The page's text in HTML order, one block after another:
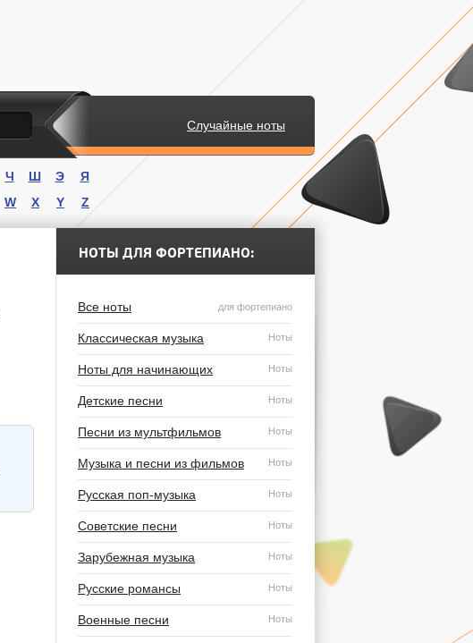
Случайные ноты
.
Ч Ш Э
Я
W X Y Z
НОТЫ ДЛЯ ФОРТЕПИАНО:
Все ноты для фортепиано
Классическая музыка Ноты
Ноты для начинающих Ноты
Детские песни Ноты
Песни из мультфильмов Ноты
Музыка и песни из фильмов Ноты
Русская поп-музыка Ноты
Советские песни Ноты
Зарубежная музыка Ноты
Русские романсы Ноты
Военные песни Ноты